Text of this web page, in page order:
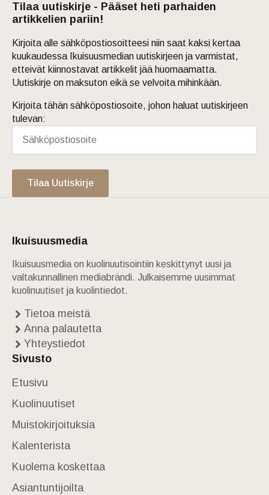
Tilaa uutiskirje - Pääset heti parhaiden
artikkelien pariin!
Kirjoita alle sähköpostiosoitteesi niin saat kaksi kertaa
kuukaudessa Ikuisuusmedian uutiskirjeen ja varmistat,
etteivät kiinnostavat artikkelit jää huomaamatta.
Uutiskirje on maksuton eikä se velvoita mihinkään.
Kirjoita tähän sähköpostiosoite, johon haluat uutiskirjeen
tulevan:
Tilaa Uutiskirje
Ikuisuusmedia
Ikuisuusmedia on kuolinuutisointiin keskittynyt uusi ja
valtakunnallinen mediabrändi. Julkaisemme uusimmat
kuolinuutiset ja kuolintiedot.
Tietoa meistä
Anna palautetta
Yhteystiedot
Sivusto
Etusivu
Kuolinuutiset
Muistokirjoituksia
Kalenterista
Kuolema koskettaa
Asiantuntijoilta